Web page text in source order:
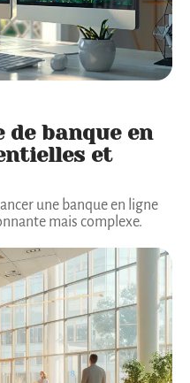
de banque en
et
une banque en ligne
mais complexe.